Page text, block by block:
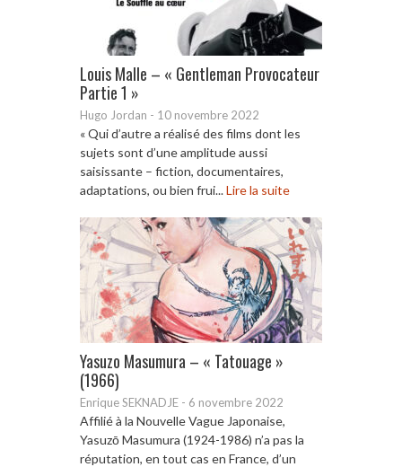
Louis Malle – « Gentleman Provocateur
Partie 1 »
Hugo Jordan - 10 novembre 2022
« Qui d’autre a réalisé des films dont les
sujets sont d’une amplitude aussi
saisissante – fiction, documentaires,
adaptations, ou bien frui...Lire la suite
Yasuzo Masumura – « Tatouage »
(1966)
Enrique SEKNADJE - 6 novembre 2022
Affilié à la Nouvelle Vague Japonaise,
Yasuzō Masumura (1924-1986) n’a pas la
réputation, en tout cas en France, d’un